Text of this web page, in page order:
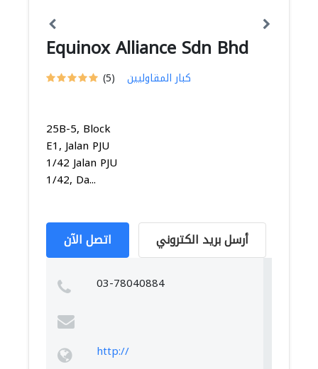
Equinox Alliance Sdn Bhd
(5) كبار المقاوليين
25B-5, Block
E1, Jalan PJU
1/42 Jalan PJU
1/42, Da...
اتصل الآن أرسل بريد الكتروني
03-78040884
http://